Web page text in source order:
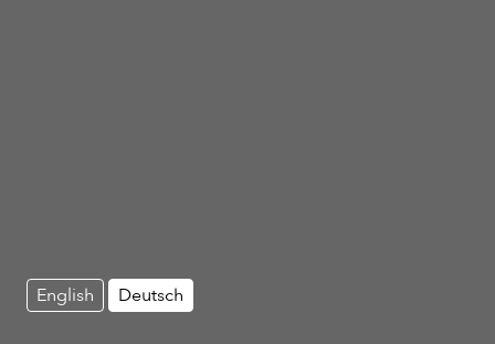
English Deutsch